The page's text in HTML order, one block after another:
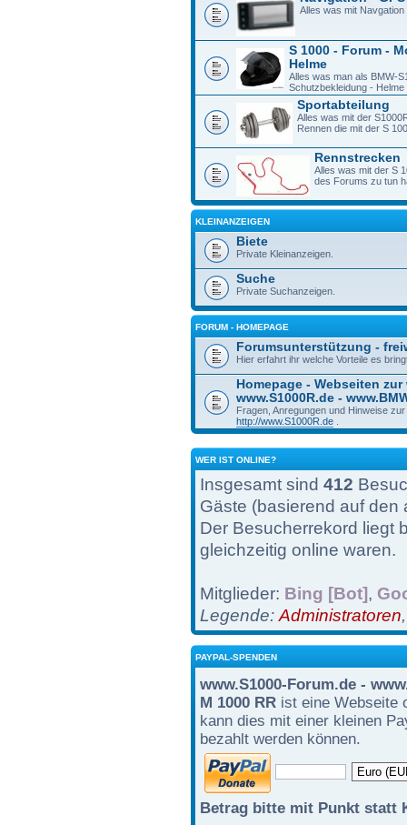
Alles was mit
S 1000 - Forum -
Helme
Alles was man als BMW-
Schutzbekleidung -
Sportabteilung
Alles was mit der
Rennen die mit der S
Rennstrecken
Alles was mit der S
des Forums zu tun
KLEINANZEIGEN
Biete
Private Kleinanzeigen.
Suche
Private Suchanzeigen.
FORUM - HOMEPAGE
Forumsunterstützung -
Hier erfahrt ihr welche Vorteile es
Homepage - Webseiten zur
www.S1000R.de -
Fragen, Anregungen und Hinweise
http://www.S1000R.de
WER IST ONLINE?
Insgesamt sind 412
Gäste (basierend auf den
Der Besucherrekord liegt
gleichzeitig online waren.
Mitglieder: Bing [Bot],
Legende: Administratoren
PAYPAL-SPENDEN
www.S1000-Forum.de -
M 1000 RR ist eine Webseite
kann dies mit einer kleinen
bezahlt werden können.
Betrag bitte mit Punkt statt